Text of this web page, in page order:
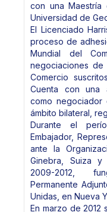
con una Maestría
Universidad de
El Licenciado
proceso de
Mundial del
negociaciones
Comercio
Cuenta con una
como negociador
ámbito bilateral,
Durante el
Embajador,
ante la
Ginebra, Suiza
2009-2012,
Permanente
Unidas, en Nueva
En marzo de